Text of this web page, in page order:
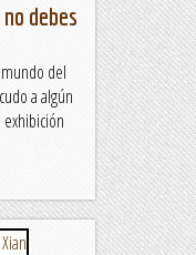
debes
del
a algún